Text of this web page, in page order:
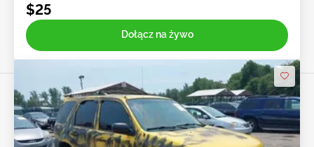
$25
Dołącz na żywo